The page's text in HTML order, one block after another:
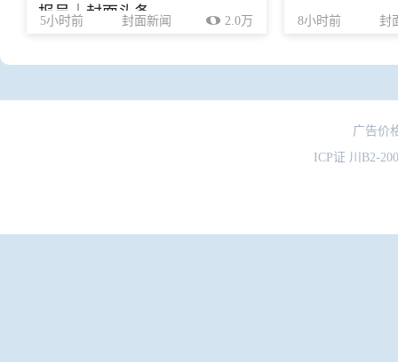
报员｜封面头条
5小时前 封面新闻 2.0万 8小时前 封
广告价
ICP证 川B2-